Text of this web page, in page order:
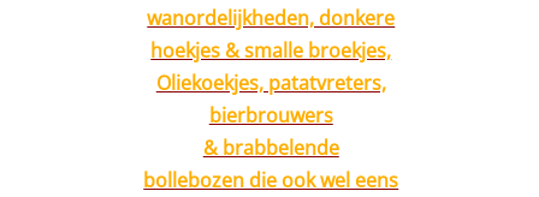
wanordelijkheden, donkere
hoekjes & smalle broekjes,
Oliekoekjes, patatvreters,
bierbrouwers
& brabbelende
bollebozen die ook wel eens